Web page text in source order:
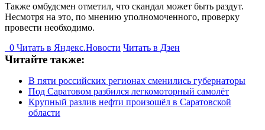
Также омбудсмен отметил, что скандал может быть раздут.
Несмотря на это, по мнению уполномоченного, проверку
провести необходимо.
0 Читать в Яндекс.Новости Читать в Дзен
Читайте также:
В пяти российских регионах сменились губернаторы
Под Саратовом разбился легкомоторный самолёт
Крупный разлив нефти произошёл в Саратовской
области